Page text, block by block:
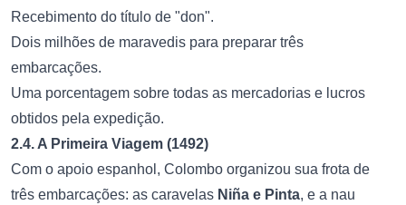
Recebimento do título de "don".
Dois milhões de maravedis para preparar três
embarcações.
Uma porcentagem sobre todas as mercadorias e lucros
obtidos pela expedição.
2.4. A Primeira Viagem (1492)
Com o apoio espanhol, Colombo organizou sua frota de
três embarcações: as caravelas Niña e Pinta, e a nau